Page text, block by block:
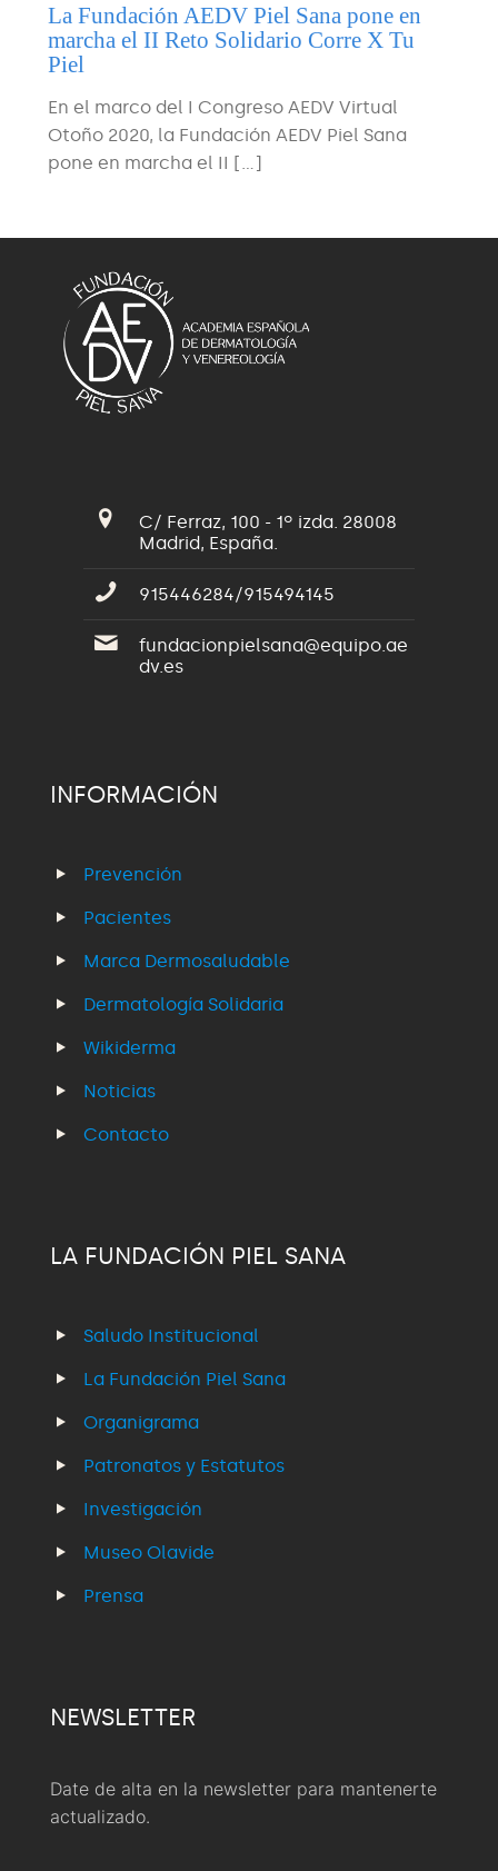
La Fundación AEDV Piel Sana pone en
marcha el II Reto Solidario Corre X Tu
Piel
En el marco del I Congreso AEDV Virtual
Otoño 2020, la Fundación AEDV Piel Sana
pone en marcha el II […]
C/ Ferraz, 100 - 1º izda. 28008
Madrid, España.
915446284/915494145
fundacionpielsana@equipo.ae
dv.es
INFORMACIÓN
Prevención
Pacientes
Marca Dermosaludable
Dermatología Solidaria
Wikiderma
Noticias
Contacto
LA FUNDACIÓN PIEL SANA
Saludo Institucional
La Fundación Piel Sana
Organigrama
Patronatos y Estatutos
Investigación
Museo Olavide
Prensa
NEWSLETTER
Date de alta en la newsletter para mantenerte
actualizado.